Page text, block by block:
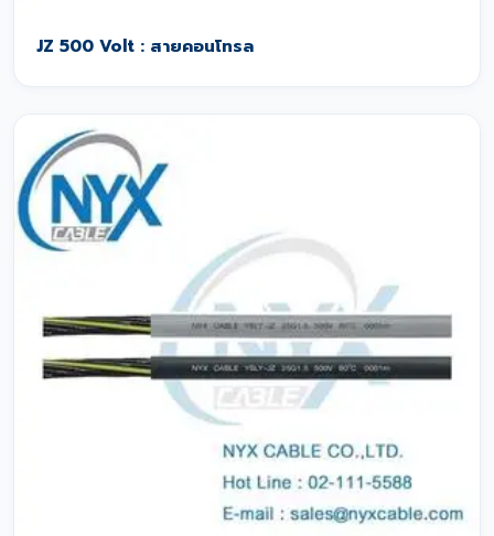
JZ 500 Volt : สายคอนโทรล